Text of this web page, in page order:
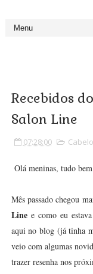
Recebidos
Salon Line
07:28:00
Olá meninas, tudo
Mês passado chegou
Linee como eu
aqui no blog (já tinha
veio com algumas
trazer resenha nos